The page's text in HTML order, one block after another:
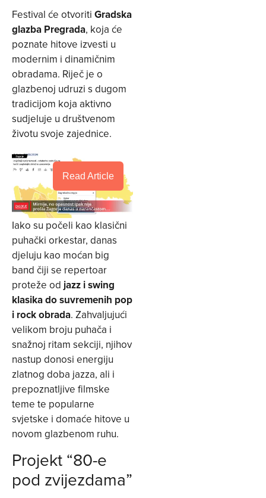
Festival će otvoriti Gradska
glazba Pregrada, koja će
poznate hitove izvesti u
modernim i dinamičnim
obradama. Riječ je o
glazbenoj udruzi s dugom
tradicijom koja aktivno
sudjeluje u društvenom
životu svoje zajednice.
Read Article
Iako su počeli kao klasični
puhački orkestar, danas
djeluju kao moćan big
band čiji se repertoar
proteže od jazz i swing
klasika do suvremenih pop
i rock obrada. Zahvaljujući
velikom broju puhača i
snažnoj ritam sekciji, njihov
nastup donosi energiju
zlatnog doba jazza, ali i
prepoznatljive filmske
teme te popularne
svjetske i domaće hitove u
novom glazbenom ruhu.
Projekt “80-e
pod zvijezdama”